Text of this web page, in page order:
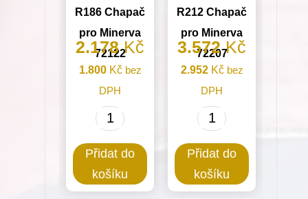
R186 Chapač
pro Minerva
72122
2.178Kč
1.800 Kčbez
DPH
R186
pro
Minerva
Přidat do
košíku
R212 Chapač
pro Minerva
72207
3.572Kč
2.952 Kčbez
DPH
R212
pro
Minerva
Přidat do
košíku